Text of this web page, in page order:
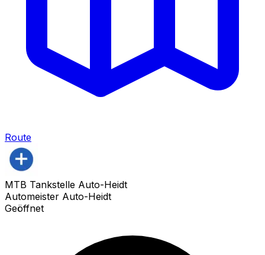
Route
MTB Tankstelle Auto-Heidt
Automeister Auto-Heidt
Geöffnet